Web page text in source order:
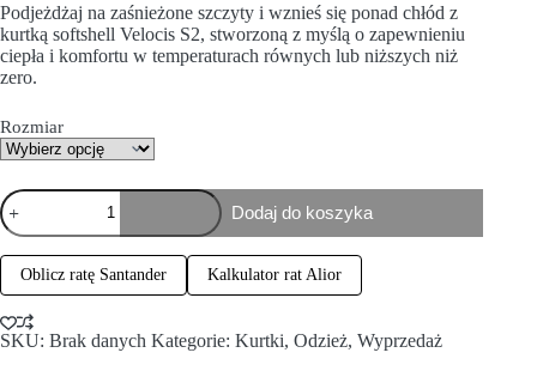
Podjeżdżaj na zaśnieżone szczyty i wznieś się ponad chłód z
kurtką softshell Velocis S2, stworzoną z myślą o zapewnieniu
ciepła i komfortu w temperaturach równych lub niższych niż
zero.
Rozmiar
Dodaj do koszyka
Oblicz ratę Santander Kalkulator rat Alior
SKU: Brak danych Kategorie: Kurtki, Odzież, Wyprzedaż